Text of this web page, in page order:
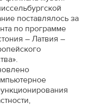
поставлялось за
по программе
– Латвия –